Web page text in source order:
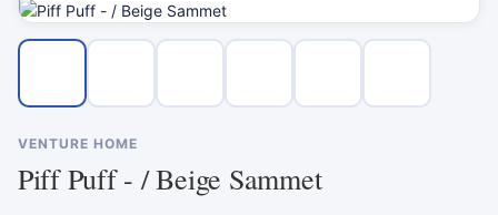
VENTURE HOME
Piff Puff - / Beige Sammet